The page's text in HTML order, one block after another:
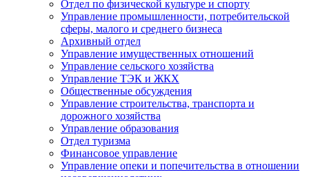
Отдел по физической культуре и спорту
Управление промышленности, потребительской
сферы, малого и среднего бизнеса
Архивный отдел
Управление имущественных отношений
Управление сельского хозяйства
Управление ТЭК и ЖКХ
Общественные обсуждения
Управление строительства, транспорта и
дорожного хозяйства
Управление образования
Отдел туризма
Финансовое управление
Управление опеки и попечительства в отношении